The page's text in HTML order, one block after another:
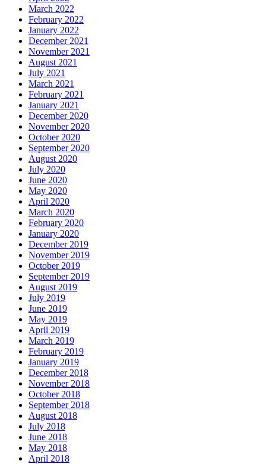
March 2022
February 2022
January 2022
December 2021
November 2021
August 2021
July 2021
March 2021
February 2021
January 2021
December 2020
November 2020
October 2020
September 2020
August 2020
July 2020
June 2020
May 2020
April 2020
March 2020
February 2020
January 2020
December 2019
November 2019
October 2019
September 2019
August 2019
July 2019
June 2019
May 2019
April 2019
March 2019
February 2019
January 2019
December 2018
November 2018
October 2018
September 2018
August 2018
July 2018
June 2018
May 2018
April 2018